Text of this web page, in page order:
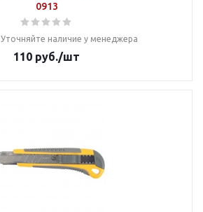
0913
Уточняйте наличие у менеджера
110 руб./шт